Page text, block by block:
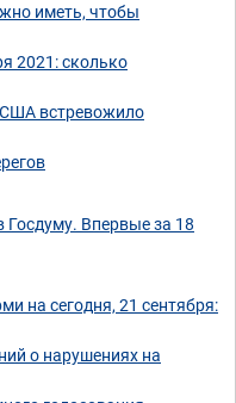
иметь, чтобы
2021: сколько
США встревожило
Впервые за 18
на сегодня, 21 сентября:
о нарушениях на